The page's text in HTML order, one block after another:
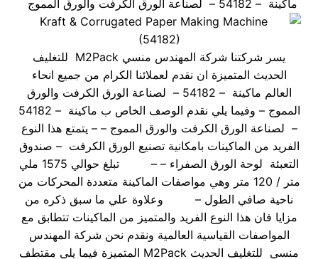
ماكينة – 54182 – لصناعة الورق الكرفت والورق المموج
يسر شركتنا شركة المهندس منسي M2Pack للتغليف
الحديث المتميزة ان نقدم لعملائنا الكرام من جميع انحاء
العالم ماكينة – 54182 – لصناعة الورق الكرفت والورق
المموج – وفيما يلي نقدم الوصف الخاص ب ماكينة – 54182
– لصناعة الورق الكرفت والورق المموج – – يتمتع هذا النوع
الفريد من الماكينات بامكانية تصنيع الورق الكرفت – صندوق
التعبئة لوحة الورق الصفراء – – تبلغ حوالي 1575 ملي
متر / 120 متر وهي مواصفات الماكينة متعددة المحركات من
ناحية صافي الطول – وعلاوة علي ما سبق ذكره من
مزايا فان هذا النوع الفريد والمتميز من الماكينات تتطابق مع
المواصفات القياسية العالمية ونقدم نحن شركة المهندس
منسي للتغليف الحديث M2Pack المتميزة فيما يلي مقتطف